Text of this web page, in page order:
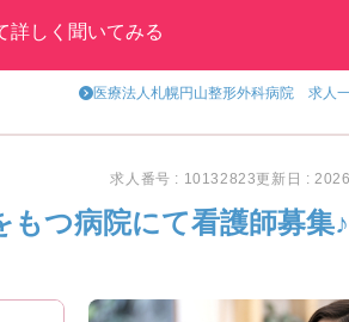
詳しく聞いてみる
医療法人札幌円山整形外科病院 求人
求人番号 : 10132823更新日 :
もつ病院にて看護師募集♪